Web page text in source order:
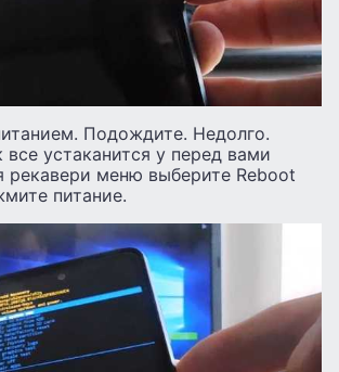
Подождите. Недолго.
все устаканится у перед вами
рекавери меню выберите Reboot
питание.